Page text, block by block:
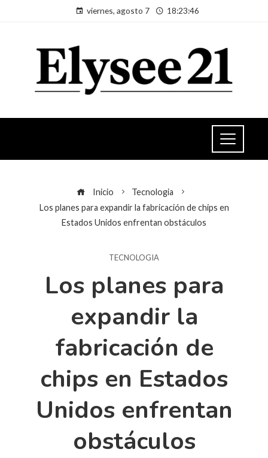
viernes, agosto 7 18:23:46
Inicio
Tecnologia
Los planes para expandir la fabricación de chips en
Estados Unidos enfrentan obstáculos
TECNOLOGIA
Los planes para
expandir la
fabricación de
chips en Estados
Unidos enfrentan
obstáculos